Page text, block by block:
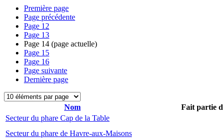
Première page
Page précédente
Page 12
Page 13
Page 14 (page actuelle)
Page 15
Page 16
Page suivante
Dernière page
Nom
Fait partie
Secteur du phare Cap de la Table
Secteur du phare de Havre-aux-Maisons